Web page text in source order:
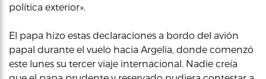
política exterior».
El papa hizo estas declaraciones a bordo del avión
papal durante el vuelo hacia Argelia, donde comenzó
este lunes su tercer viaje internacional. Nadie creía